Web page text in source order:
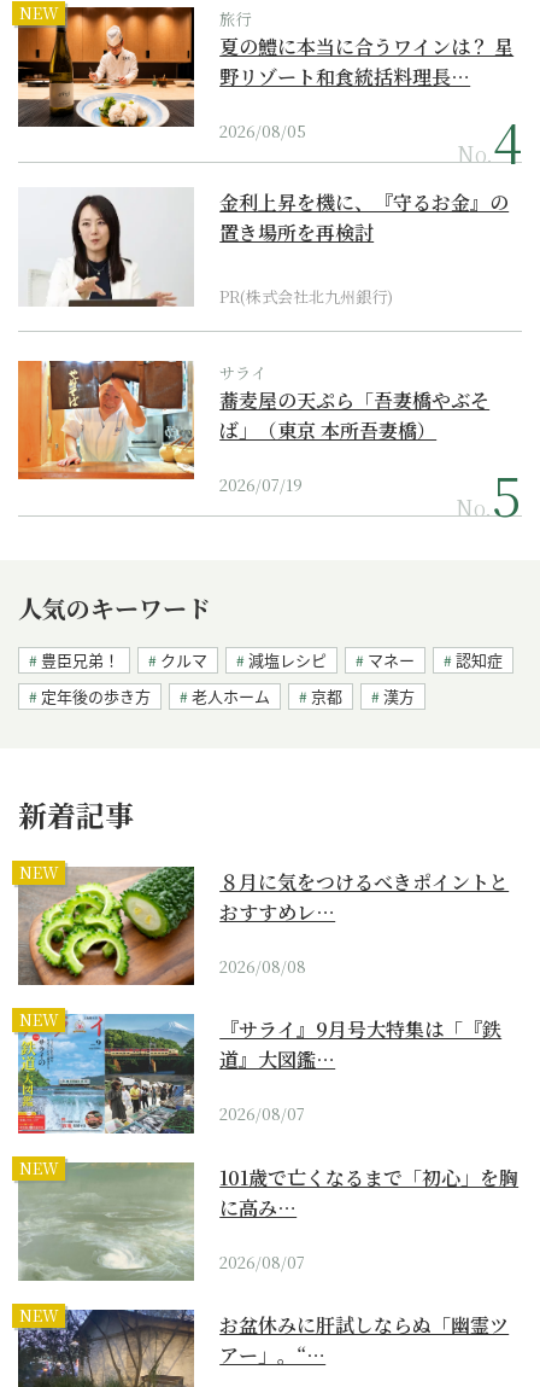
NEW 旅行
夏の鱧に本当に合うワインは？ 星
野リゾート和食統括料理長…
2026/08/05
No.
金利上昇を機に、『守るお金』の
置き場所を再検討
PR(株式会社北九州銀行)
サライ
蕎麦屋の天ぷら「吾妻橋やぶそ
ば」（東京 本所吾妻橋）
2026/07/19
No.
人気のキーワード
豊臣兄弟！ クルマ 減塩レシピ マネー
認知症
定年後の歩き方
老人ホーム 京都 漢方
新着記事
NEW
８月に気をつけるべきポイントと
おすすめレ…
2026/08/08
NEW
『サライ』9月号大特集は「『鉄
道』大図鑑…
2026/08/07
NEW
101歳で亡くなるまで「初心」を胸
に高み…
2026/08/07
NEW
お盆休みに肝試しならぬ「幽霊ツ
アー」。“…